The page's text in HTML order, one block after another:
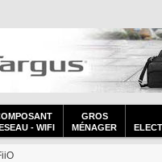
- WIFI
GROS
MÉNAGER